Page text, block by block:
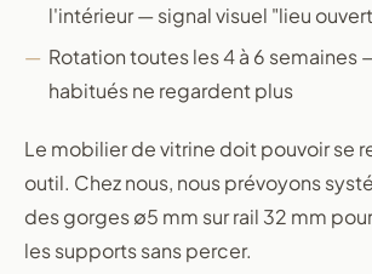
l'intérieur — signal visuel "lieu
Rotation toutes les 4 à 6 semaines
habitués ne regardent plus
Le mobilier de vitrine doit pouvoir se
outil. Chez nous, nous prévoyons
des gorges ∅5 mm sur rail 32 mm
les supports sans percer.